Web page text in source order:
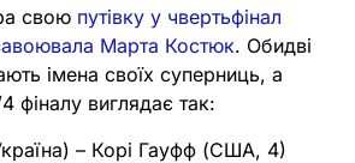
свою путівку у чвертьфінал
Марта Костюк. Обидві
імена своїх суперниць, а
фіналу виглядає так:
– Корі Гауфф (США, 4)